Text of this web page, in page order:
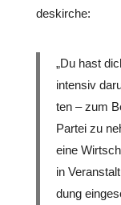
des­kir­che:
„Du hast
intensiv
ten – zum
Partei zu
eine
in
dung